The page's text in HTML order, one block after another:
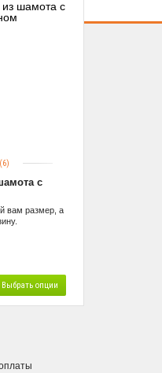
(6)
с
вам размер, а
Выбрать опции